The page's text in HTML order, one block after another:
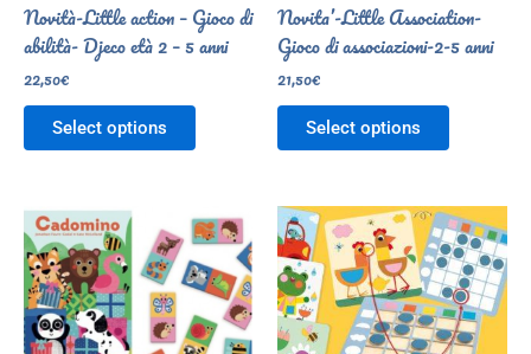
Novità-Little action – Gioco di
abilità- Djeco età 2 – 5 anni
22,50€
Select options
Novita’-Little Association-
Gioco di associazioni-2-5 anni
21,50€
Select options